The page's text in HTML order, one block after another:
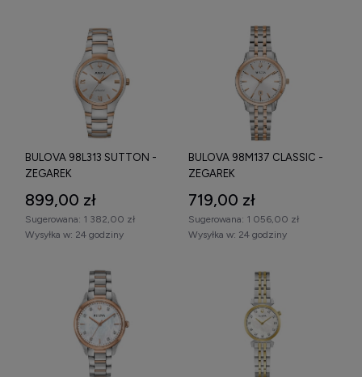
BULOVA 98L313 SUTTON -
ZEGAREK
899,00 zł
Wysyłka w: 24 godziny
Sugerowana: 1 382,00 zł
BULOVA 98M137 CLASSIC -
ZEGAREK
719,00 zł
Wysyłka w: 24 godziny
Sugerowana: 1 056,00 zł